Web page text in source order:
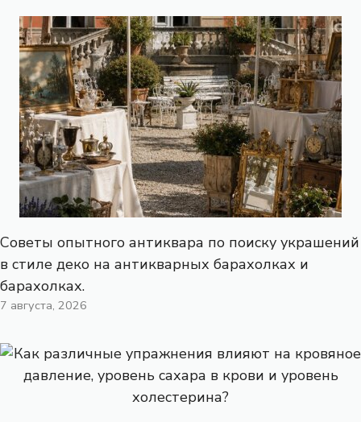
Советы опытного антиквара по поиску украшений
в стиле деко на антикварных барахолках и
барахолках.
7 августа, 2026